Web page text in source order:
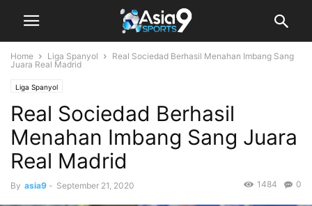
Home Liga Spanyol
Real Sociedad Berhasil Menahan Imbang Sang
Juara Real Madrid
Liga Spanyol
Real Sociedad Berhasil
Menahan Imbang Sang Juara
Real Madrid
By asia9 - September 21, 2020 0
1484